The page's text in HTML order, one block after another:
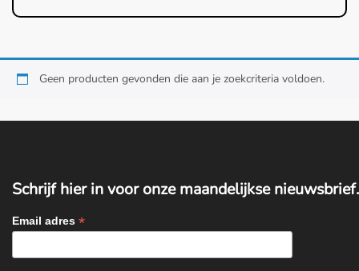
Home
Amana Zorgplan
Winkel
Geen producten gevonden die aan je zoekcriteria voldoen.
Schrijf hier in voor onze maandelijkse nieuwsbrief.
Email adres *